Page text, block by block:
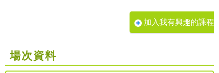
加入我有興趣的課程
場次資料